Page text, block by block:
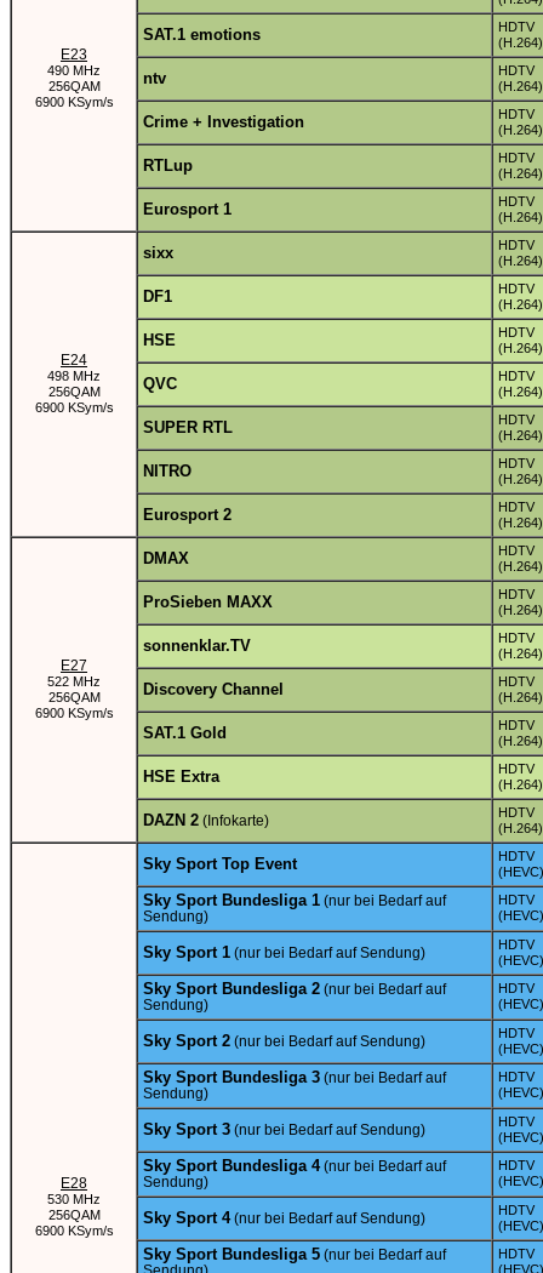
E23
490 MHz
256QAM
6900 KSym/s
SAT.1 emotions
HDTV
(H.264)
ntv
HDTV
(H.264)
Crime + Investigation
HDTV
(H.264)
RTLup
HDTV
(H.264)
Eurosport 1
HDTV
(H.264)
E24
498 MHz
256QAM
6900 KSym/s
sixx
HDTV
(H.264)
DF1
HDTV
(H.264)
HSE
HDTV
(H.264)
QVC
HDTV
(H.264)
SUPER RTL
HDTV
(H.264)
NITRO
HDTV
(H.264)
Eurosport 2
HDTV
(H.264)
E27
522 MHz
256QAM
6900 KSym/s
DMAX
HDTV
(H.264)
ProSieben MAXX
HDTV
(H.264)
sonnenklar.TV
HDTV
(H.264)
Discovery Channel
HDTV
(H.264)
SAT.1 Gold
HDTV
(H.264)
HSE Extra
HDTV
(H.264)
DAZN 2 (Infokarte)
HDTV
(H.264)
E28
530 MHz
256QAM
6900 KSym/s
Sky Sport Top Event
HDTV
(HEVC)
Sky Sport Bundesliga 1 (nur bei Bedarf auf
Sendung)
HDTV
(HEVC)
Sky Sport 1 (nur bei Bedarf auf Sendung)
HDTV
(HEVC)
Sky Sport Bundesliga 2 (nur bei Bedarf auf
Sendung)
HDTV
(HEVC)
Sky Sport 2 (nur bei Bedarf auf Sendung)
HDTV
(HEVC)
Sky Sport Bundesliga 3 (nur bei Bedarf auf
Sendung)
HDTV
(HEVC)
Sky Sport 3 (nur bei Bedarf auf Sendung)
HDTV
(HEVC)
Sky Sport Bundesliga 4(nur bei Bedarf auf
Sendung)
HDTV
(HEVC)
Sky Sport 4(nur bei Bedarf auf Sendung)
HDTV
(HEVC)
Sky Sport Bundesliga 5 (nur bei Bedarf auf
HDTV
(HEVC)